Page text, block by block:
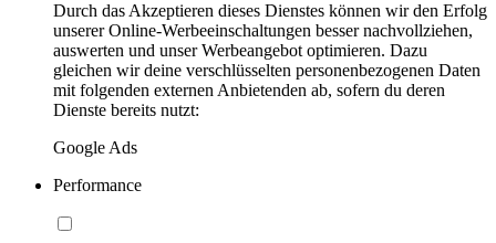
Durch das Akzeptieren dieses Dienstes können wir den Erfolg
unserer Online-Werbeeinschaltungen besser nachvollziehen,
auswerten und unser Werbeangebot optimieren. Dazu
gleichen wir deine verschlüsselten personenbezogenen Daten
mit folgenden externen Anbietenden ab, sofern du deren
Dienste bereits nutzt:
Google Ads
Performance